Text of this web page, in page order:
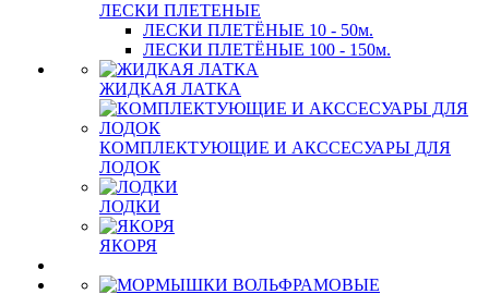
ЛЕСКИ ПЛЕТЕНЫЕ
ЛЕСКИ ПЛЕТЁНЫЕ 10 - 50м.
ЛЕСКИ ПЛЕТЁНЫЕ 100 - 150м.
ЖИДКАЯ ЛАТКА
КОМПЛЕКТУЮЩИЕ И АКССЕСУАРЫ ДЛЯ
ЛОДОК
ЛОДКИ
ЯКОРЯ